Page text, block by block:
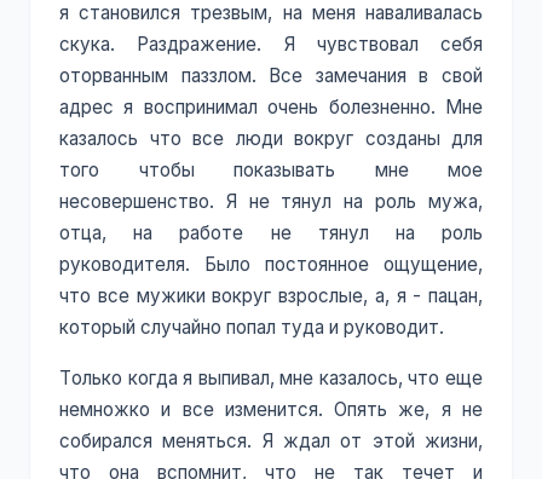
я становился трезвым, на меня наваливалась
скука. Раздражение. Я чувствовал себя
оторванным паззлом. Все замечания в свой
адрес я воспринимал очень болезненно. Мне
казалось что все люди вокруг созданы для
того чтобы показывать мне мое
несовершенство. Я не тянул на роль мужа,
отца, на работе не тянул на роль
руководителя. Было постоянное ощущение,
что все мужики вокруг взрослые, а, я - пацан,
который случайно попал туда и руководит.
Только когда я выпивал, мне казалось, что еще
немножко и все изменится. Опять же, я не
собирался меняться. Я ждал от этой жизни,
что она вспомнит, что не так течет и